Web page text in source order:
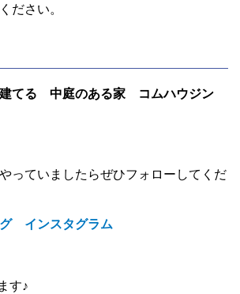
ださい。
建てる 中庭のある家 コムハウジン
っていましたらぜひフォローしてくだ
インスタグラム
す♪